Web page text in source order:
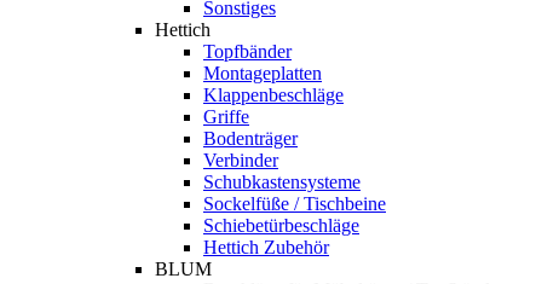
Sonstiges
Hettich
Topfbänder
Montageplatten
Klappenbeschläge
Griffe
Bodenträger
Verbinder
Schubkastensysteme
Sockelfüße / Tischbeine
Schiebetürbeschläge
Hettich Zubehör
BLUM